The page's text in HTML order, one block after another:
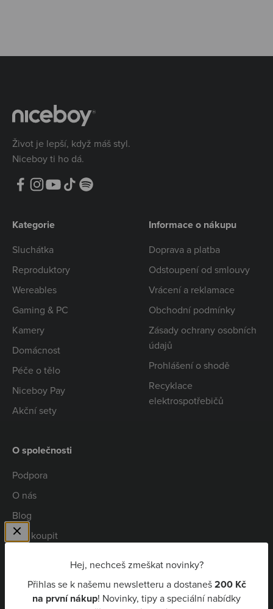
Hej, nechceš zmeškat novinky?
Přihlas se k našemu newsletteru a dostaneš200 Kč
na první nákup! Novinky, tipy a speciální nabídky
Život je lepší, když máš styl.
Niceboy ti ho dá.
Kategorie
Sluchátka
Reproduktory
Wereables
Gaming & PC
Kamery
Domácnost
Péče o tělo
Niceboy Pay
Akční sety
Informace o nákupu
Doprava a platba
Odstoupení od smlouvy
Vrácení a reklamace
Obchodní podmínky
Zásady ochrany osobních
údajů
Prohlášení o shodě
Recyklace
elektrospotřebičů
O společnosti
Podpora
O nás
Blog
Kde koupit
Niceboy Pay